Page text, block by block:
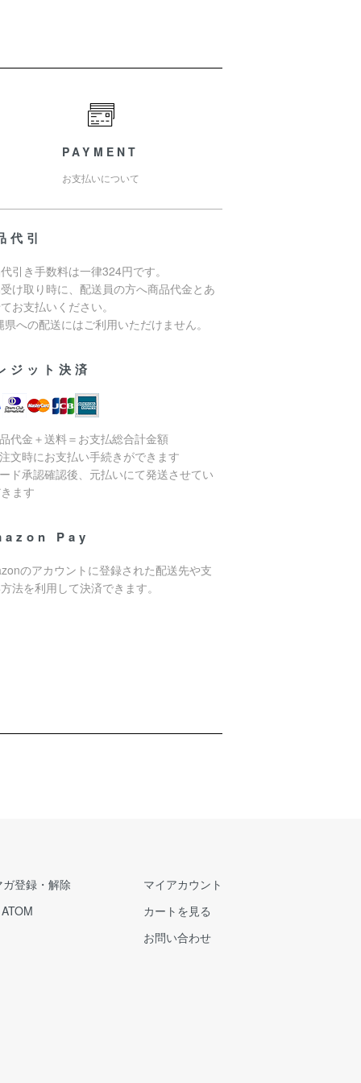
PAYMENT
お支払いについて
代引
引き手数料は一律324円です。
け取り時に、配送員の方へ商品代金とあ
お支払いください。
県への配送にはご利用いただけません。
ジット決済
代金＋送料＝お支払総合計金額
文時にお支払い手続きができます
ド承認確認後、元払いにて発送させてい
ます
Pay
のアカウントに登録された配送先や支
法を利用して決済できます。
ガ登録・解除
ATOM
マイアカウント
カートを見る
お問い合わせ